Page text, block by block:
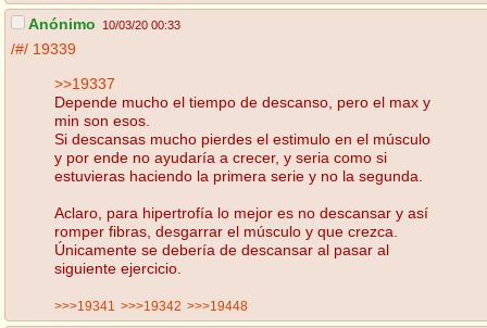
Anónimo 10/03/20 00:33
/#/ 19339
>>19337
Depende mucho el tiempo de descanso, pero el max y
min son esos.
Si descansas mucho pierdes el estimulo en el músculo
y por ende no ayudaría a crecer, y seria como si
estuvieras haciendo la primera serie y no la segunda.
Aclaro, para hipertrofía lo mejor es no descansar y así
romper fibras, desgarrar el músculo y que crezca.
Únicamente se debería de descansar al pasar al
siguiente ejercicio.
>>>19341 >>>19342 >>>19448